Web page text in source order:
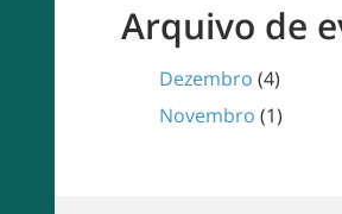
Arquivo de
Dezembro (4)
Novembro (1)